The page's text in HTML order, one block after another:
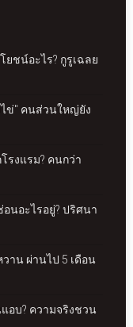
ยชน์อะไร? กูรูเฉลย
ไข่" คนส่วนใหญ่ยัง
รงแรม? คนกว่า
อนอะไรอยู่? ปริศนา
าน ผ่านไป 5 เดือน
อบ? ความจริงชวน